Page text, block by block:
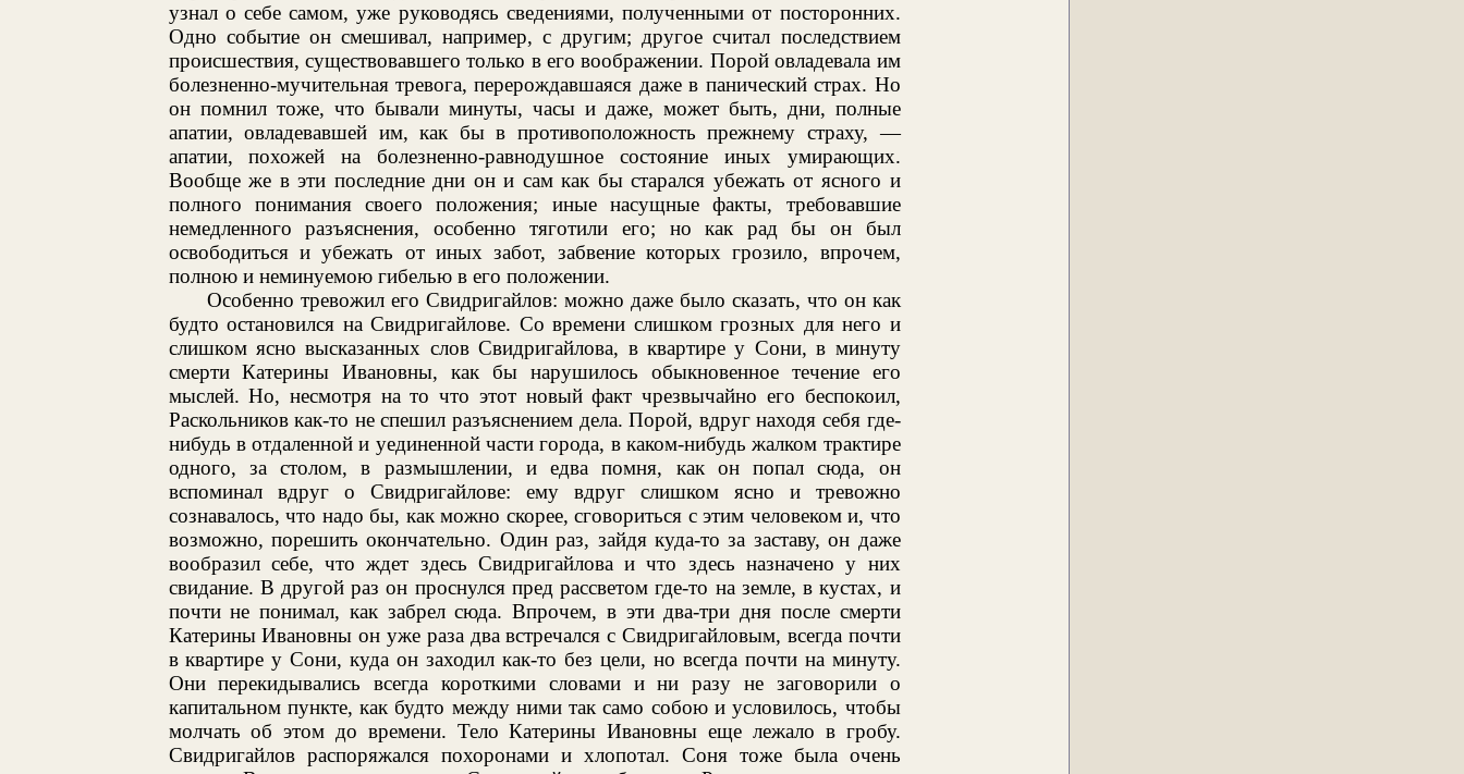
узнал о себе самом, уже руководясь сведениями, полученными от посторонних.
Одно событие он смешивал, например, с другим; другое считал последствием
происшествия, существовавшего только в его воображении. Порой овладевала им
болезненно-мучительная тревога, перерождавшаяся даже в панический страх. Но
он помнил тоже, что бывали минуты, часы и даже, может быть, дни, полные
апатии, овладевавшей им, как бы в противоположность прежнему страху, —
апатии, похожей на болезненно-равнодушное состояние иных умирающих.
Вообще же в эти последние дни он и сам как бы старался убежать от ясного и
полного понимания своего положения; иные насущные факты, требовавшие
немедленного разъяснения, особенно тяготили его; но как рад бы он был
освободиться и убежать от иных забот, забвение которых грозило, впрочем,
полною и неминуемою гибелью в его положении.
Особенно тревожил его Свидригайлов: можно даже было сказать, что он как
будто остановился на Свидригайлове. Со времени слишком грозных для него и
слишком ясно высказанных слов Свидригайлова, в квартире у Сони, в минуту
смерти Катерины Ивановны, как бы нарушилось обыкновенное течение его
мыслей. Но, несмотря на то что этот новый факт чрезвычайно его беспокоил,
Раскольников как-то не спешил разъяснением дела. Порой, вдруг находя себя где-
нибудь в отдаленной и уединенной части города, в каком-нибудь жалком трактире
одного, за столом, в размышлении, и едва помня, как он попал сюда, он
вспоминал вдруг о Свидригайлове: ему вдруг слишком ясно и тревожно
сознавалось, что надо бы, как можно скорее, сговориться с этим человеком и, что
возможно, порешить окончательно. Один раз, зайдя куда-то за заставу, он даже
вообразил себе, что ждет здесь Свидригайлова и что здесь назначено у них
свидание. В другой раз он проснулся пред рассветом где-то на земле, в кустах, и
почти не понимал, как забрел сюда. Впрочем, в эти два-три дня после смерти
Катерины Ивановны он уже раза два встречался с Свидригайловым, всегда почти
в квартире у Сони, куда он заходил как-то без цели, но всегда почти на минуту.
Они перекидывались всегда короткими словами и ни разу не заговорили о
капитальном пункте, как будто между ними так само собою и условилось, чтобы
молчать об этом до времени. Тело Катерины Ивановны еще лежало в гробу.
Свидригайлов распоряжался похоронами и хлопотал. Соня тоже была очень